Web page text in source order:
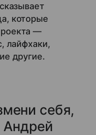
которые
—
лайфхаки,
другие.
себя,
Андрей